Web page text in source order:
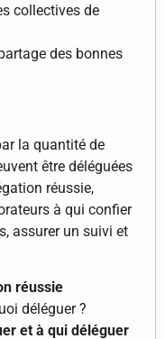
collectives de
des bonnes
la quantité de
être déléguées
réussie,
à qui confier
assurer un suivi et
réussie
déléguer ?
et à qui déléguer